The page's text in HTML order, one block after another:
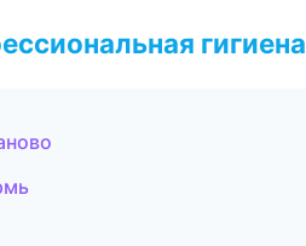
гигиена